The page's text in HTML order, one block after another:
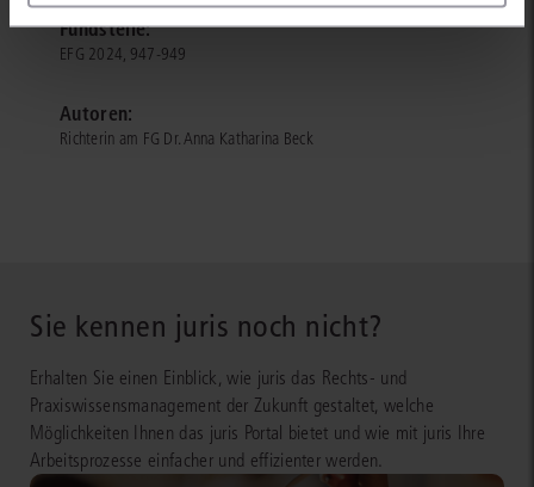
Fundstelle:
EFG 2024, 947-949
Autoren:
Richterin am FG Dr. Anna Katharina Beck
Sie kennen juris noch nicht?
Erhalten Sie einen Einblick, wie juris das Rechts- und
Praxiswissensmanagement der Zukunft gestaltet, welche
Möglichkeiten Ihnen das juris Portal bietet und wie mit juris Ihre
Arbeitsprozesse einfacher und effizienter werden.